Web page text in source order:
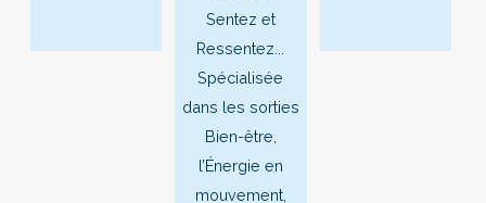
Sentez et
Ressentez...
Spécialisée
dans les sorties
Bien-être,
l’Énergie en
mouvement,